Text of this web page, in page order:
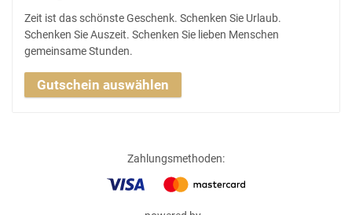
Zeit ist das schönste Geschenk. Schenken Sie Urlaub.
Schenken Sie Auszeit. Schenken Sie lieben Menschen
gemeinsame Stunden.
Gutschein auswählen
Zahlungsmethoden: